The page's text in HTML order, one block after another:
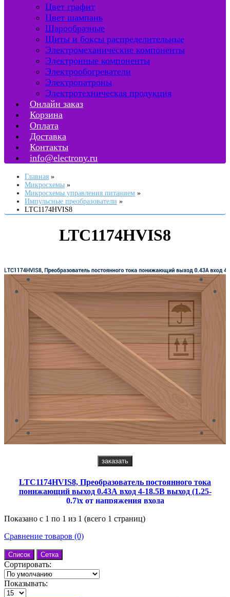
Цвет графит
Цвет шампань
Шарообразные
Щиты и боксы распределительные
Электромеханические компоненты
Электронные компоненты
Электрообогреватели
Электропатроны
Электротехническая продукция
Онлайн заказ
Корзина
Оплата
Доставка
Контакты
info@electrony.ru
Главная
Микросхемы
Микросхемы управления питанием
Импульсные преобразователи
LTC1174HVIS8
LTC1174HVIS8
заказать
LTC1174HVIS8, Преобразователь постоянного тока
понижающий выход 0.43А вход 4-18.5В выход (1.25-
0.7)х от напряжения входа
Показано с 1 по 1 из 1 (всего 1 страниц)
Сравнение товаров (0)
Список Сетка
Сортировать:
Показывать: